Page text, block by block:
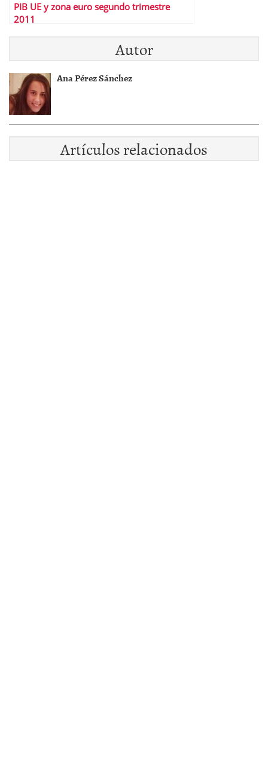
PIB UE y zona euro segundo trimestre
2011
Autor
Ana Pérez Sánchez
Artículos relacionados